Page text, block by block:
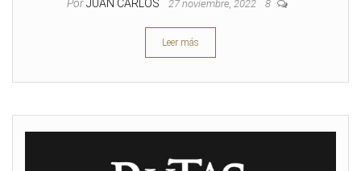
PorJUAN CARLOS 27 noviembre, 2022 8
Leer más